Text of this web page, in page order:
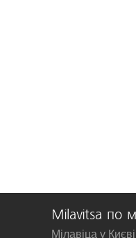
Milavitsa по
Мілавіца у Києві